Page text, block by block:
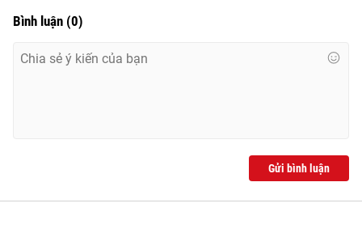
Bình luận (0)
Gửi bình luận